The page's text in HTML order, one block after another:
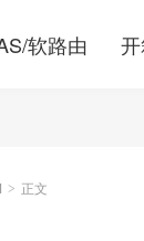
软路由
> 正文